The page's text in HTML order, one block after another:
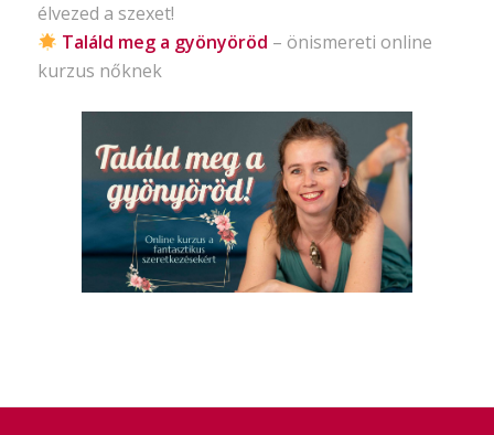
élvezed a szexet!
Találd meg a gyönyöröd – önismereti online
kurzus nőknek